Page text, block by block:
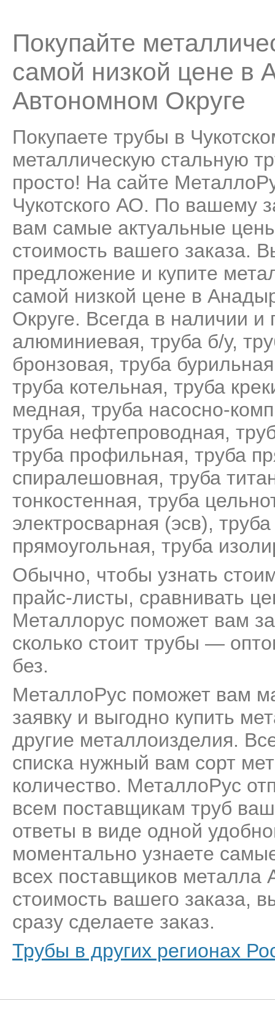
Покупайте
самой низкой цене в
Автономном Округе
Покупаете трубы в
металлическую стальную
просто! На сайте
Чукотского АО. По вашему
вам самые актуальные
стоимость вашего заказа.
предложение и купите
самой низкой цене в
Округе. Всегда в наличии
алюминиевая, труба б/у,
бронзовая, труба бурильная
труба котельная, труба
медная, труба насосно-
труба нефтепроводная,
труба профильная, труба
спиралешовная, труба
тонкостенная, труба
электросварная (эсв),
прямоугольная, труба
Обычно, чтобы узнать
прайс-листы, сравнивать
Металлорус поможет вам
сколько стоит трубы —
без.
МеталлоРус поможет вам
заявку и выгодно купить
другие металлоизделия.
списка нужный вам сорт
количество. МеталлоРус
всем поставщикам труб
ответы в виде одной
моментально узнаете
всех поставщиков
стоимость вашего заказа,
сразу сделаете заказ.
Трубы в других регионах